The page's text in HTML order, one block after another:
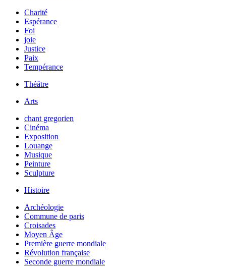
Charité
Espérance
Foi
joie
Justice
Paix
Tempérance
Théâtre
Arts
chant gregorien
Cinéma
Exposition
Louange
Musique
Peinture
Sculpture
Histoire
Archéologie
Commune de paris
Croisades
Moyen Âge
Première guerre mondiale
Révolution française
Seconde guerre mondiale